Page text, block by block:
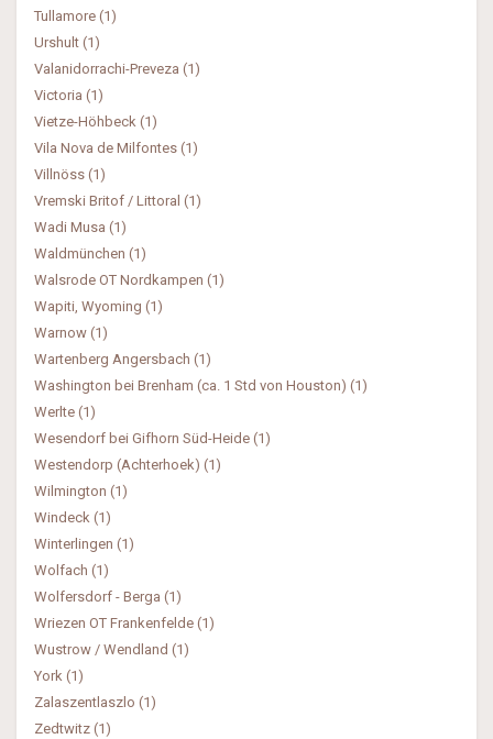
Tullamore (1)
Urshult (1)
Valanidorrachi-Preveza (1)
Victoria (1)
Vietze-Höhbeck (1)
Vila Nova de Milfontes (1)
Villnöss (1)
Vremski Britof / Littoral (1)
Wadi Musa (1)
Waldmünchen (1)
Walsrode OT Nordkampen (1)
Wapiti, Wyoming (1)
Warnow (1)
Wartenberg Angersbach (1)
Washington bei Brenham (ca. 1 Std von Houston) (1)
Werlte (1)
Wesendorf bei Gifhorn Süd-Heide (1)
Westendorp (Achterhoek) (1)
Wilmington (1)
Windeck (1)
Winterlingen (1)
Wolfach (1)
Wolfersdorf - Berga (1)
Wriezen OT Frankenfelde (1)
Wustrow / Wendland (1)
York (1)
Zalaszentlaszlo (1)
Zedtwitz (1)